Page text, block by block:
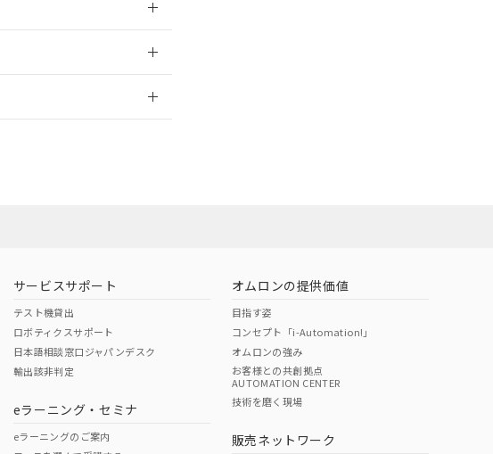
サービスサポート
テスト機貸出
ロボティクスサポート
日本語相談窓口ジャパンデスク
輸出該非判定
eラーニング・セミナ
eラーニングのご案内
オムロンの提供価値
目指す姿
コンセプト「i-Automation!」
オムロンの強み
お客様との共創拠点
AUTOMATION CENTER
技術を磨く現場
販売ネットワーク